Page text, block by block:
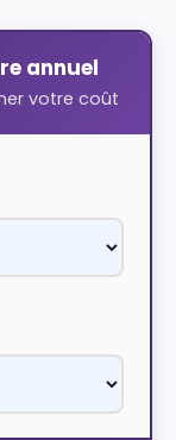
annuel
votre coût